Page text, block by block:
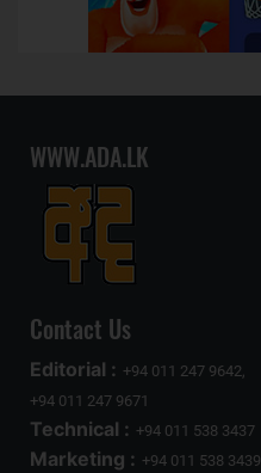
WWW.ADA.LK
Contact Us
Editorial : +94 011 247 9642,
+94 011 247 9671
Technical : +94 011 538 3437
Marketing : +94 011 538 3439